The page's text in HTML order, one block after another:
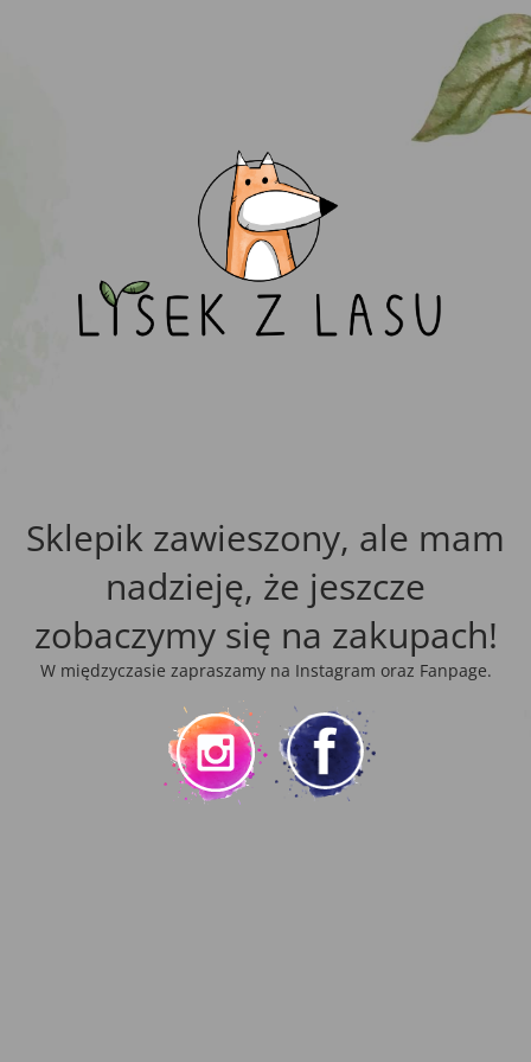
Sklepik zawieszony, ale mam
nadzieję, że jeszcze
zobaczymy się na zakupach!
W międzyczasie zapraszamy na Instagram oraz Fanpage.